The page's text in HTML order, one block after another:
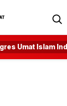
Umat Islam